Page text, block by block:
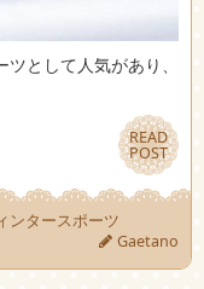
として人気があり、
READ
POST
READ
POST
ンタースポーツ
Gaetano